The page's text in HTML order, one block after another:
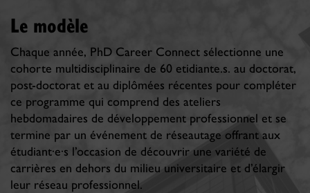
Le modèle
Chaque année, PhD Career Connect sélectionne une
cohorte multidisciplinaire de 60 etidiante.s. au doctorat,
post-doctorat et au diplômées récentes pour compléter
ce programme qui comprend des ateliers
hebdomadaires de développement professionnel et se
termine par un événement de réseautage offrant aux
étudiant·e·s l’occasion de découvrir une variété de
carrières en dehors du milieu universitaire et d’élargir
leur réseau professionnel.